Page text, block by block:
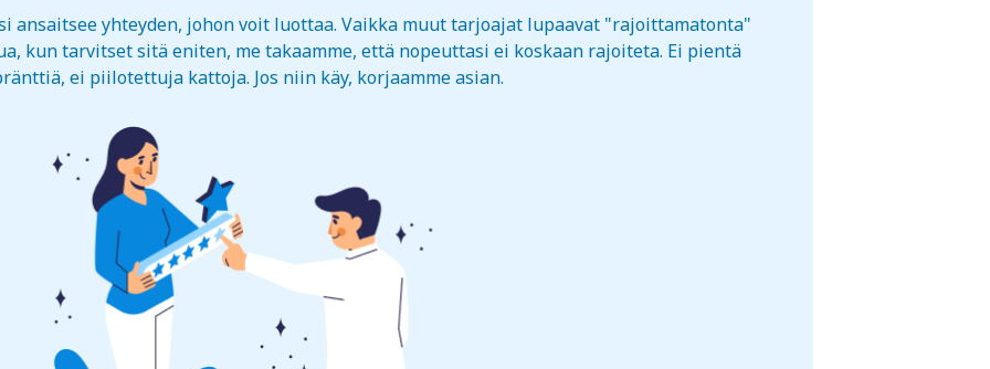
ansaitsee yhteyden, johon voit luottaa. Vaikka muut tarjoajat lupaavat "rajoittamatonta"
kun tarvitset sitä eniten, me takaamme, että nopeuttasi ei koskaan rajoiteta. Ei pientä
ei piilotettuja kattoja. Jos niin käy, korjaamme asian.